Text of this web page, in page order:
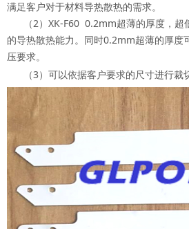
满足客户对于材料导热散热的需求。
（2）XK-F60 0.2mm超薄的厚度，超
的导热散热能力。同时0.2mm超薄的厚度
压要求。
（3）可以依据客户要求的尺寸进行裁